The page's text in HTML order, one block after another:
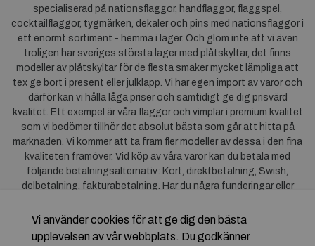
specialiserad på nationsflaggor, handflaggor, flaggspel,
cocktailflaggor, tygmärken, dekaler och pins med nationsflaggor i
ett enormt sortiment - hemma i lager. Och glöm inte att vi även
troligen har sveriges största lager med plåtskyltar, det finns
modeller av plåtskyltar för de flesta smaker mycket lämpliga att
tex ge bort i present eller julklapp. Vi har egen import av varor och
därför kan vi hålla låga priser och samtidigt ge dig prisvärd
kvalitet. Ett exempel är våra flaggor och vimplar i premium kvalitet
som vi bedömer tillhör det absolut bästa som går att hitta på
marknaden. Vi kommer att ta fram fler modeller av dessa i den fina
kvaliteten framöver. Vid köp av våra varor kan du betala med
följande betalningsalternativ: Kort, direktbetalning, Swish,
delbetalning, fakturabetalning. Har du några funderingar eller
dig till oss. För frågor kring Klarna kan duklicka här
Vi använder cookies för att ge dig den bästa
upplevelsen av vår webbplats. Du godkänner